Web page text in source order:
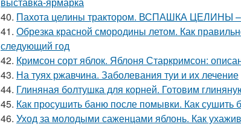
40. Пахота целины трактором. ВСПАШКА
41. Обрезка красной смородины летом. Как
следующий год
42. Кримсон сорт яблок. Яблоня Старкримсон:
43. На туях ржавчина. Заболевания туи и их лечение
44. Глиняная болтушка для корней. Готовим
45. Как просушить баню после помывки. Как сушить
46. Уход за молодыми саженцами яблонь. Как